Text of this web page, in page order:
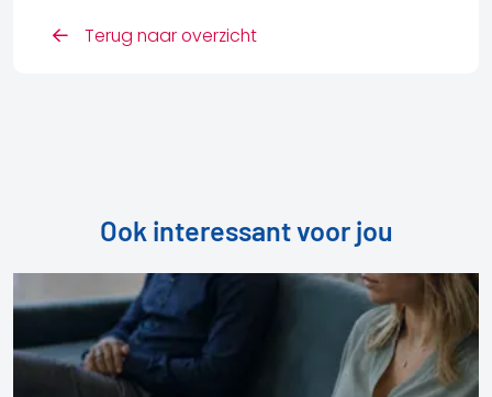
Terug naar overzicht
Ook interessant voor jou